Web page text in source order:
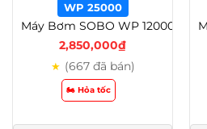
WP 25000
2,850,000₫
★ (667 đã bán)
🏍️ Hỏa tốc